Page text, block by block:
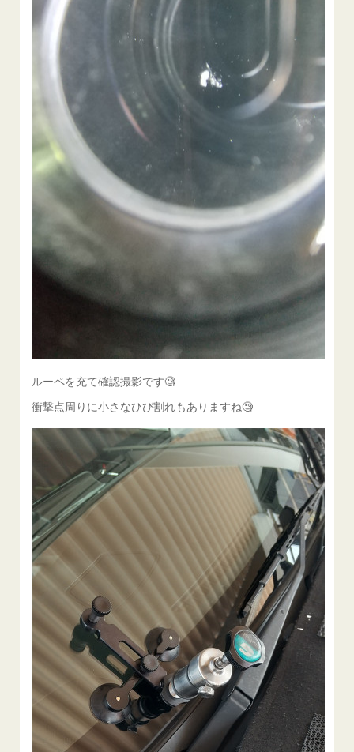
ルーペを充て確認撮影です🧐
衝撃点周りに小さなひび割れもありますね🧐